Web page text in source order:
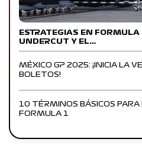
ESTRATEGIAS EN FORMULA
UNDERCUT Y EL…
MÉXICO GP 2025: ¡INICIA LA
BOLETOS!
10 TÉRMINOS BÁSICOS PARA
FORMULA 1